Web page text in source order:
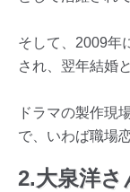
そして、2009年
され、翌年結婚
ドラマの製作現
で、いわば職場
2.大泉洋